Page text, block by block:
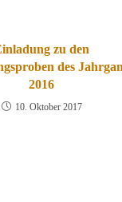
zu den
des
2016
10. Oktober 2017